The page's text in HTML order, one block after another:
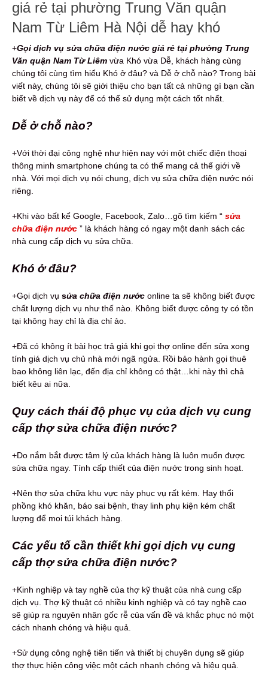
giá rẻ tại phường Trung Văn quận
Nam Từ Liêm Hà Nội dễ hay khó
+Gọi dịch vụ sửa chữa điện nước giá rẻ tại phường Trung
Văn quận Nam Từ Liêm vừa Khó vừa Dễ, khách hàng cùng
chúng tôi cùng tìm hiểu Khó ở đâu? và Dễ ở chỗ nào? Trong bài
viết này, chúng tôi sẽ giới thiệu cho bạn tất cả những gì bạn cần
biết về dịch vụ này để có thể sử dụng một cách tốt nhất.
Dễ ở chỗ nào?
+Với thời đại công nghệ như hiện nay với một chiếc điện thoại
thông minh smartphone chúng ta có thể mang cả thế giới về
nhà. Với mọi dịch vụ nói chung, dịch vụ sửa chữa điện nước nói
riêng.
+Khi vào bất kể Google, Facebook, Zalo…gõ tìm kiếm “ sửa
chữa điện nước ” là khách hàng có ngay một danh sách các
nhà cung cấp dịch vụ sửa chữa.
Khó ở đâu?
+Gọi dịch vụ sửa chữa điện nước online ta sẽ không biết được
chất lượng dịch vụ như thế nào. Không biết được công ty có tồn
tại không hay chỉ là địa chỉ ảo.
+Đã có không ít bài học trả giá khi gọi thợ online đến sửa xong
tính giá dịch vụ chủ nhà mới ngã ngửa. Rồi bảo hành gọi thuê
bao không liên lạc, đến địa chỉ không có thật…khi này thì chả
biết kêu ai nữa.
Quy cách thái độ phục vụ của dịch vụ cung
cấp thợ sửa chữa điện nước?
+Do nắm bắt được tâm lý của khách hàng là luôn muốn được
sửa chữa ngay. Tính cấp thiết của điện nước trong sinh hoạt.
+Nên thợ sửa chữa khu vực này phục vụ rất kém. Hay thổi
phồng khó khăn, báo sai bệnh, thay linh phụ kiện kém chất
lượng để moi túi khách hàng.
Các yếu tố cần thiết khi gọi dịch vụ cung
cấp thợ sửa chữa điện nước?
+Kinh nghiệp và tay nghề của thợ kỹ thuật của nhà cung cấp
dịch vụ. Thợ kỹ thuật có nhiều kinh nghiệp và có tay nghề cao
sẽ giúp ra nguyên nhân gốc rễ của vấn đề và khắc phục nó một
cách nhanh chóng và hiệu quả.
+Sử dụng công nghệ tiên tiến và thiết bị chuyên dụng sẽ giúp
thợ thực hiện công việc một cách nhanh chóng và hiệu quả.